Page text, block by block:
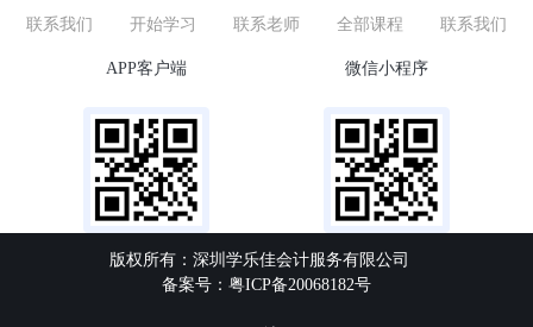
联系我们 开始学习 联系老师 全部课程 联系我们
APP客户端 微信小程序
版权所有：深圳学乐佳会计服务有限公司
备案号：粤ICP备20068182号